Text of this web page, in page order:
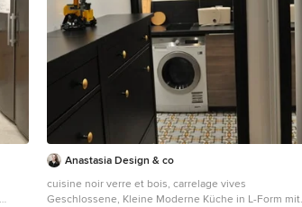
Anastasia Design & co
cuisine noir verre et bois, carrelage vives
Geschlossene, Kleine Moderne Küche in L-Form mit